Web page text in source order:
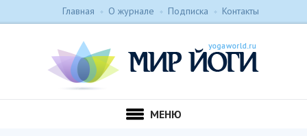
Главная О журнале Подписка Контакты
МЕНЮ